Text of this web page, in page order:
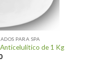
PARA SPA
de 1 Kg